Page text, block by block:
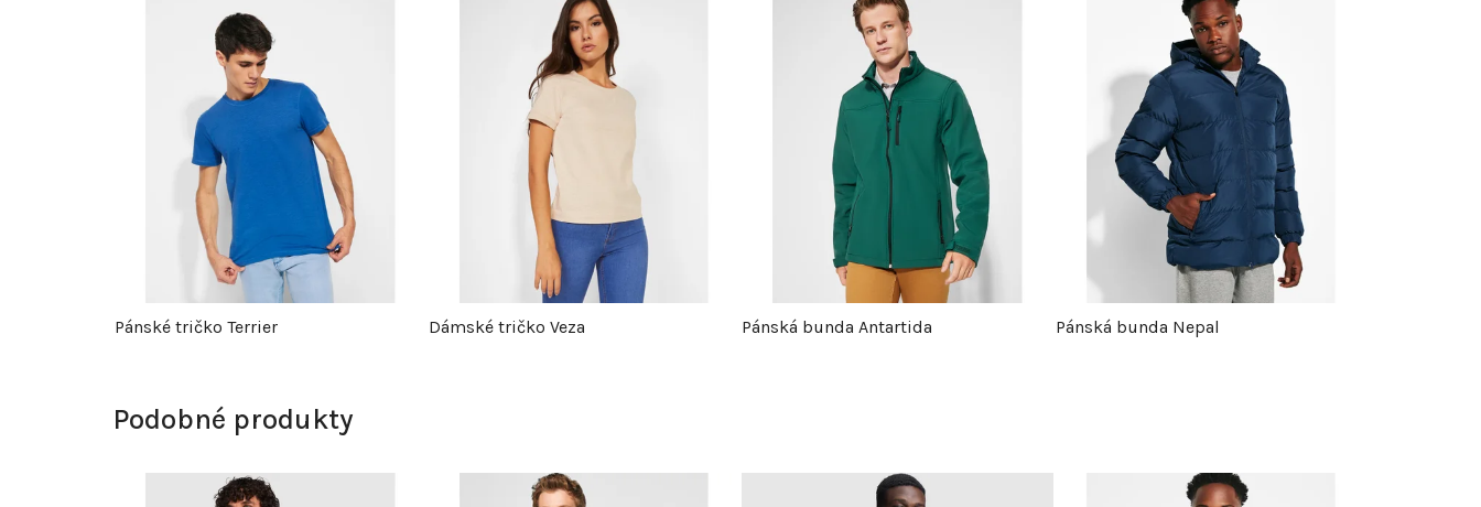
Pánské tričko Terrier Dámské tričko Veza Pánská bunda Antartida Pánská bunda Nepal
Podobné produkty